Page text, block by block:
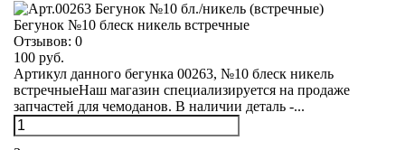
Бегунок №10 блеск никель встречные
Отзывов: 0
100 руб.
Артикул данного бегунка 00263, №10 блеск никель
встречныеНаш магазин специализируется на продаже
запчастей для чемоданов. В наличии деталь -...